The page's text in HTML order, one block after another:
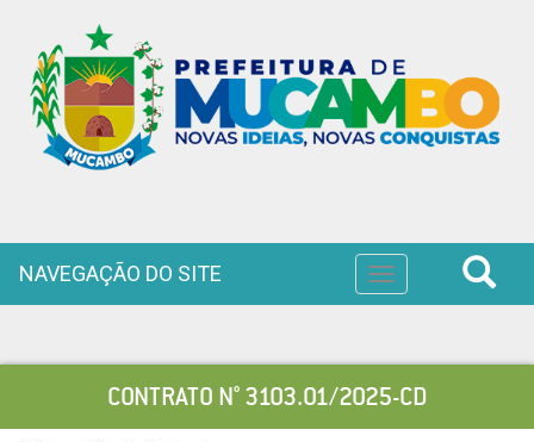
Toggle
navigation
NAVEGAÇÃO DO SITE
CONTRATO N° 3103.01/2025-CD